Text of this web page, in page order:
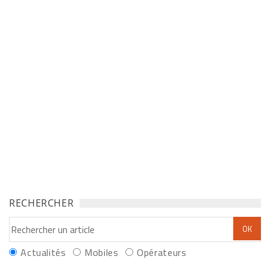
RECHERCHER
Actualités Mobiles Opérateurs